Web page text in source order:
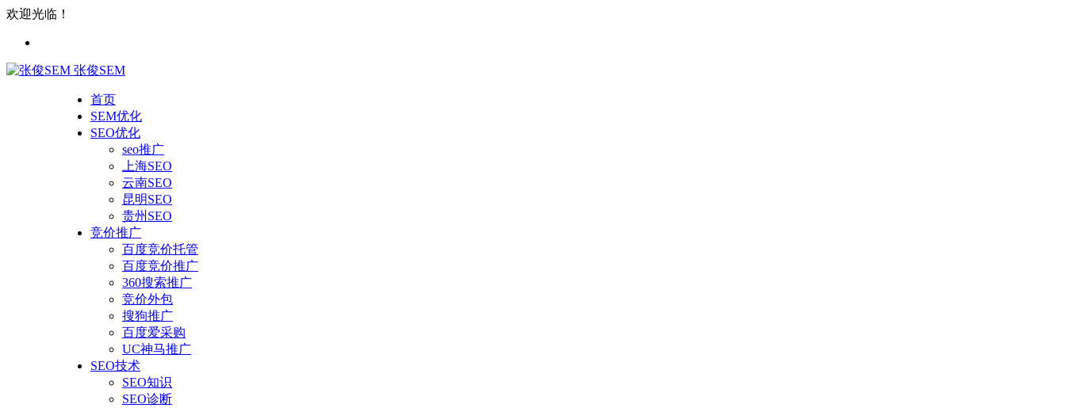
欢迎光临！
张俊SEM
首页
SEM优化
SEO优化
seo推广
上海SEO
云南SEO
昆明SEO
贵州SEO
竞价推广
百度竞价托管
百度竞价推广
360搜索推广
竞价外包
搜狗推广
百度爱采购
UC神马推广
SEO技术
SEO知识
SEO诊断